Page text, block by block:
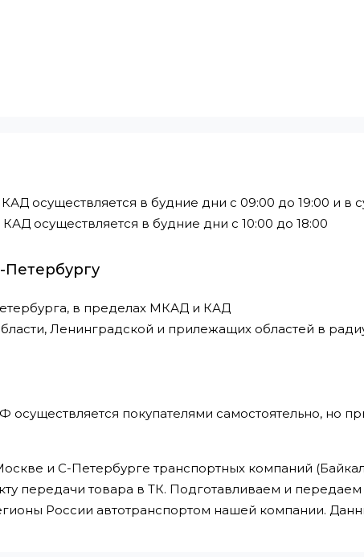
осуществляется в будние дни с 09:00 до 19:00 и в
осуществляется в будние дни с 10:00 до 18:00
Петербургу
в пределах МКАД и КАД
Ленинградской и прилежащих областей в
осуществляется покупателями самостоятельно, но
и С-Петербурге транспортных компаний
передачи товара в ТК. Подготавливаем и
России автотранспортом нашей компании.